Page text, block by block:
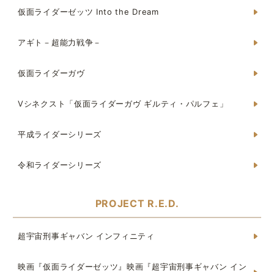
仮面ライダーゼッツ Into the Dream
アギト－超能力戦争－
仮面ライダーガヴ
Vシネクスト「仮面ライダーガヴ ギルティ・パルフェ」
平成ライダーシリーズ
令和ライダーシリーズ
PROJECT R.E.D.
超宇宙刑事ギャバン インフィニティ
映画『仮面ライダーゼッツ』映画『超宇宙刑事ギャバン イン